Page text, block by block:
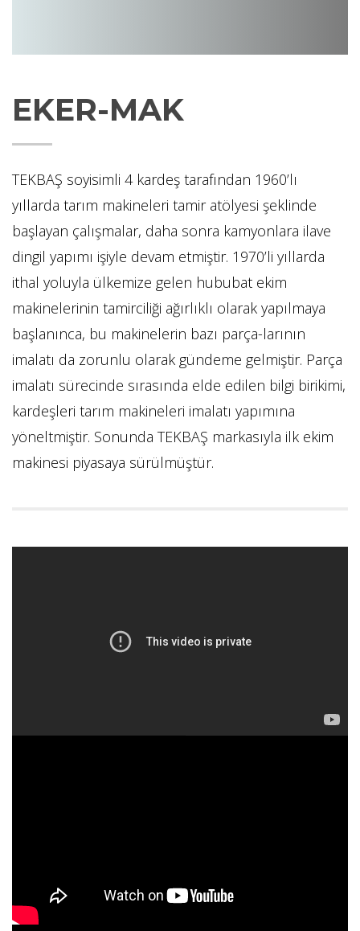
EKER-MAK
TEKBAŞ soyisimli 4 kardeş tarafından 1960’lı
yıllarda tarım makineleri tamir atölyesi şeklinde
başlayan çalışmalar, daha sonra kamyonlara ilave
dingil yapımı işiyle devam etmiştir. 1970’li yıllarda
ithal yoluyla ülkemize gelen hububat ekim
makinelerinin tamirciliği ağırlıklı olarak yapılmaya
başlanınca, bu makinelerin bazı parça-larının
imalatı da zorunlu olarak gündeme gelmiştir. Parça
imalatı sürecinde sırasında elde edilen bilgi birikimi,
kardeşleri tarım makineleri imalatı yapımına
yöneltmiştir. Sonunda TEKBAŞ markasıyla ilk ekim
makinesi piyasaya sürülmüştür.